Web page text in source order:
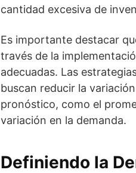
cantidad excesiva de
Es importante destacar
través de la
adecuadas. Las
buscan reducir la
pronóstico, como el
variación en la demanda.
Definiendo la